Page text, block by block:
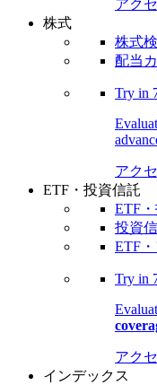
アク
株式
株式
配当
Try in
アク
ETF・投資信託
ETF
投資
ETF
Try in
アク
インデックス